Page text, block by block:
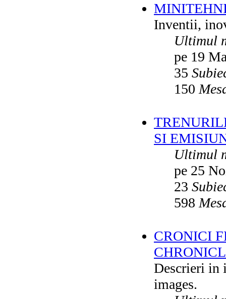
Inventii,
Ultimul
pe 19
35
150
SI
Ultimul
pe 25
23
598
CRONICI
Descrieri in
images.